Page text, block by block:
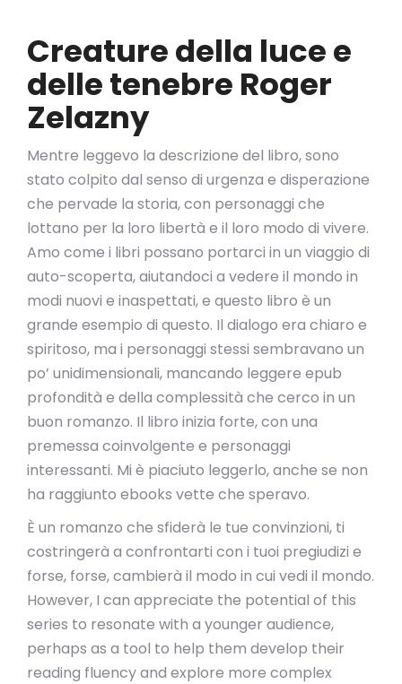
Creature della luce e
delle tenebre Roger
Zelazny
Mentre leggevo la descrizione del libro, sono
stato colpito dal senso di urgenza e disperazione
che pervade la storia, con personaggi che
lottano per la loro libertà e il loro modo di vivere.
Amo come i libri possano portarci in un viaggio di
auto-scoperta, aiutandoci a vedere il mondo in
modi nuovi e inaspettati, e questo libro è un
grande esempio di questo. Il dialogo era chiaro e
spiritoso, ma i personaggi stessi sembravano un
po’ unidimensionali, mancando leggere epub
profondità e della complessità che cerco in un
buon romanzo. Il libro inizia forte, con una
premessa coinvolgente e personaggi
interessanti. Mi è piaciuto leggerlo, anche se non
ha raggiunto ebooks vette che speravo.
È un romanzo che sfiderà le tue convinzioni, ti
costringerà a confrontarti con i tuoi pregiudizi e
forse, forse, cambierà il modo in cui vedi il mondo.
However, I can appreciate the potential of this
series to resonate with a younger audience,
perhaps as a tool to help them develop their
reading fluency and explore more complex